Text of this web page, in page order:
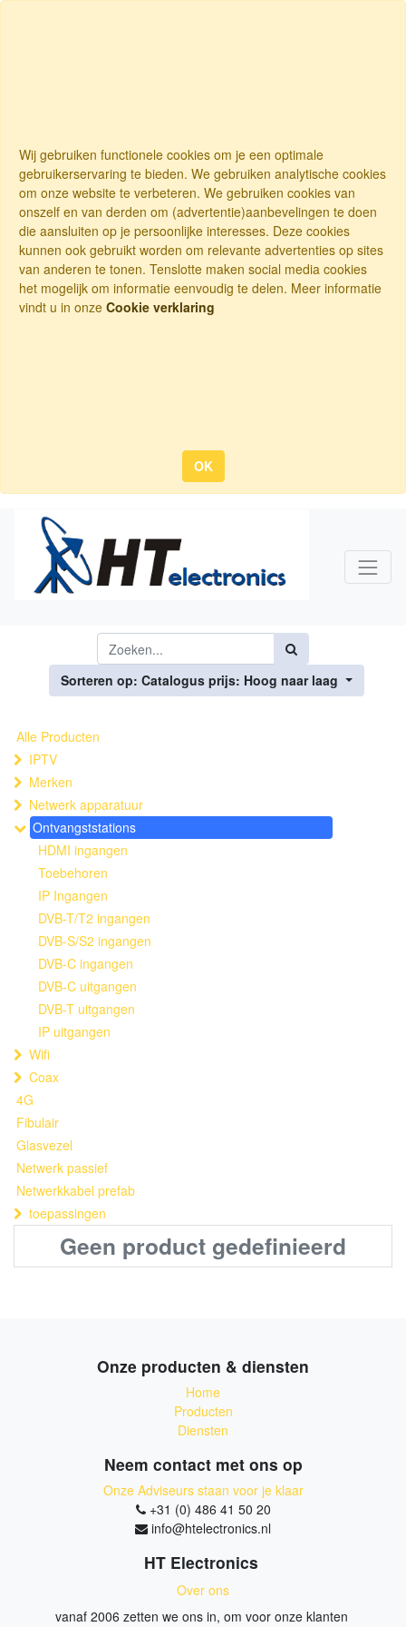
Wij gebruiken functionele cookies om je een optimale
gebruikerservaring te bieden. We gebruiken analytische cookies
om onze website te verbeteren. We gebruiken cookies van
onszelf en van derden om (advertentie)aanbevelingen te doen
die aansluiten op je persoonlijke interesses. Deze cookies
kunnen ook gebruikt worden om relevante advertenties op sites
van anderen te tonen. Tenslotte maken social media cookies
het mogelijk om informatie eenvoudig te delen. Meer informatie
vindt u in onze Cookie verklaring
OK
Sorteren op: Catalogus prijs: Hoog naar laag
Alle Producten
IPTV
Merken
Netwerk apparatuur
Ontvangststations
HDMI ingangen
Toebehoren
IP Ingangen
DVB-T/T2 ingangen
DVB-S/S2 ingangen
DVB-C ingangen
DVB-C uitgangen
DVB-T uitgangen
IP uitgangen
Wifi
Coax
4G
Fibulair
Glasvezel
Netwerk passief
Netwerkkabel prefab
toepassingen
Geen product gedefinieerd
Onze producten & diensten
Home
Producten
Diensten
Neem contact met ons op
Onze Adviseurs staan voor je klaar
+31 (0) 486 41 50 20
info@htelectronics.nl
HT Electronics
Over ons
vanaf 2006 zetten we ons in, om voor onze klanten